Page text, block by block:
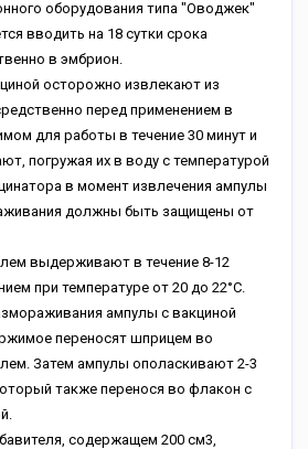
оборудования типа "Оводжек"
вводить на 18 сутки срока
в эмбрион.
осторожно извлекают из
перед применением в
для работы в течение 30 минут и
погружая их в воду с температурой
в момент извлечения ампулы
должны быть защищены от
выдерживают в течение 8-12
при температуре от 20 до 22°С.
ампулы с вакциной
переносят шприцем во
Затем ампулы ополаскивают 2-3
также перенося во флакон с
содержащем 200 см3,